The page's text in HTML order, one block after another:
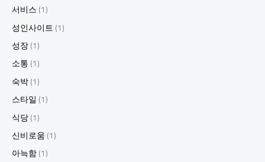
서비스(1)
성인사이트(1)
성장(1)
소통(1)
숙박(1)
스타일(1)
식당(1)
신비로움(1)
아늑함(1)